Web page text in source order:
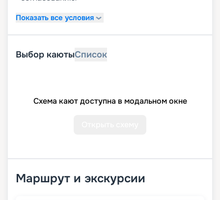
Показать все условия
Выбор каютыСписок
Схема кают доступна в модальном окне
Маршрут и экскурсии